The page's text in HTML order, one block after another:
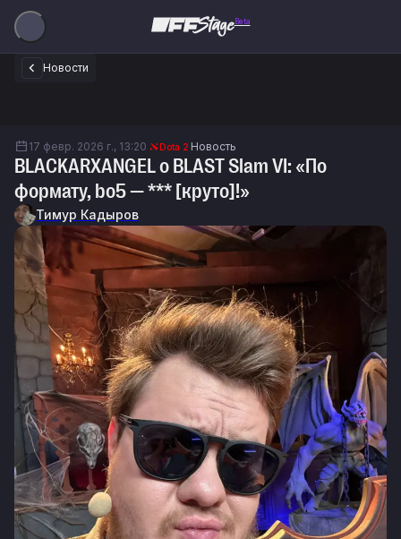
Beta
Новости
17 февр. 2026 г., 13:20 Dota 2 Новость
BLACKARXANGEL о BLAST Slam VI: «По
формату, bo5 — *** [круто]!»
Тимур Кадыров